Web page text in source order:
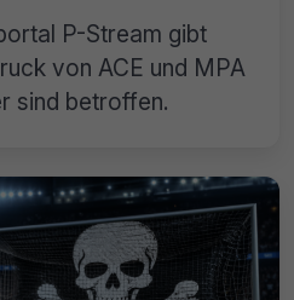
P-Stream gibt
von ACE und MPA
sind betroffen.